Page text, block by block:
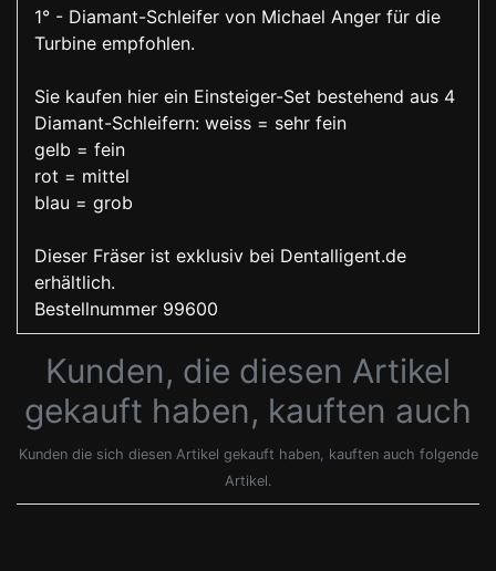
1° - Diamant-Schleifer von Michael Anger für die
Turbine empfohlen.
Sie kaufen hier ein Einsteiger-Set bestehend aus 4
Diamant-Schleifern: weiss = sehr fein
gelb = fein
rot = mittel
blau = grob
Dieser Fräser ist exklusiv bei Dentalligent.de
erhältlich.
Bestellnummer 99600
Kunden, die diesen Artikel
gekauft haben, kauften auch
Kunden die sich diesen Artikel gekauft haben, kauften auch folgende
Artikel.